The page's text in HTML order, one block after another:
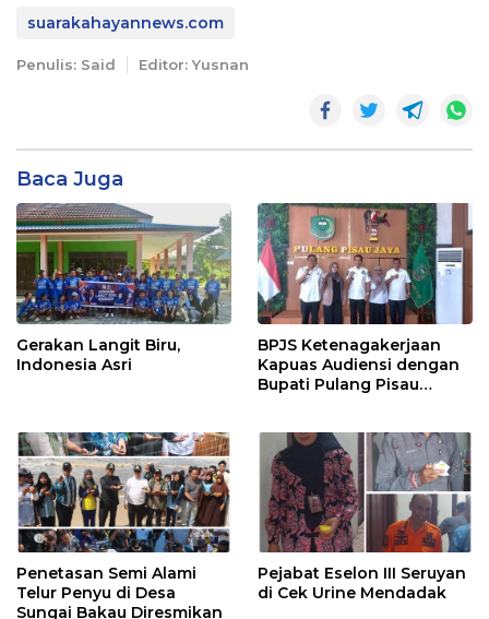
suarakahayannews.com
Penulis: Said Editor: Yusnan
Baca Juga
Gerakan Langit Biru,
Indonesia Asri
BPJS Ketenagakerjaan
Kapuas Audiensi dengan
Bupati Pulang Pisau
Pekerja Rentan
Penetasan Semi Alami
Telur Penyu di Desa
Sungai Bakau Diresmikan
Pejabat Eselon III Seruyan
di Cek Urine Mendadak